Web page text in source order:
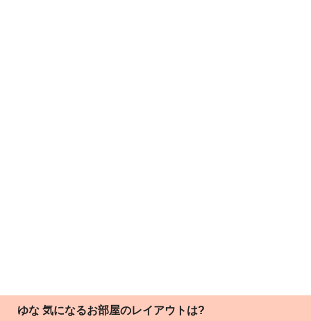
ゆな 気になるお部屋のレイアウトは?